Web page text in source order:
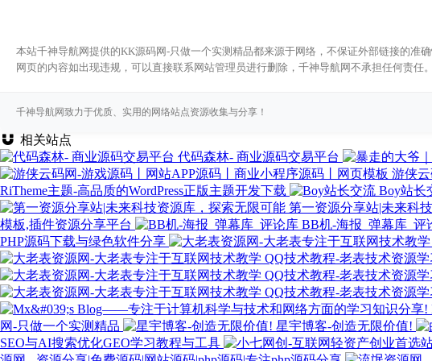
本站千神导航网提供的KK源码网-只做一个实测精品都来源于网络，不保证外部链接的准
网页的内容如出现违规，可以直接联系网站管理员进行删除，千神导航网不承担任何责任。
千神导航网致力于优质、实用的网络站点资源收集与分享！
相关站点
代码森林- 商业源码交易平台
游侠
RiTheme主题-高品质的WordPress正版主题开发下载
Boy站长
第一资源分享站|未来科
模板,插件资源分享平台
BB机-海报_弹幕库_评
PHP源码下载与绿色软件分享
网-只做一个实测精品
星宇博客-创造无限价值!
SEO与AI搜索优化GEO学习教程与工具